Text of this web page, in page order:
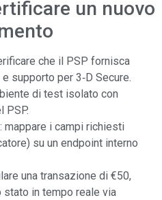
un nuovo
che il PSP fornisca
supporto per 3‑D Secure.
di test isolato con
PSP.
: mappare i campi richiesti
su un endpoint interno
una transazione di €50,
stato in tempo reale via